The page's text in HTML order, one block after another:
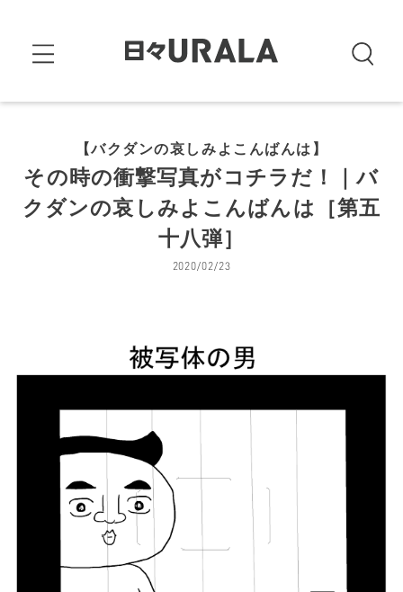
【バクダンの哀しみよこんばんは】
その時の衝撃写真がコチラだ！｜バ
クダンの哀しみよこんばんは［第五
十八弾］
2020/02/23